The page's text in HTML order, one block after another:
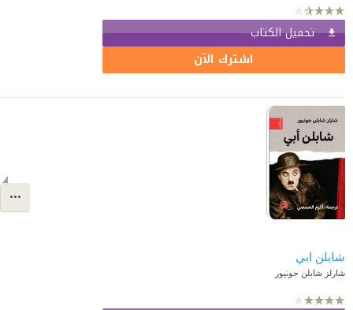
تحميل الكتاب
اشترك الآن
شابلن ابي
شارلز شابلن جونيور